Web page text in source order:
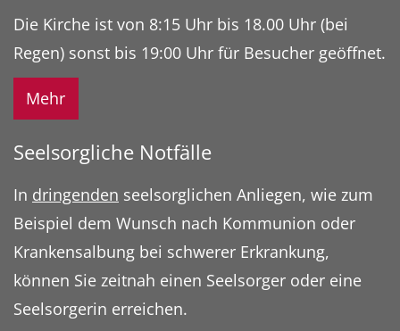
Die Kirche ist von 8:15 Uhr bis 18.00 Uhr (bei
Regen) sonst bis 19:00 Uhr für Besucher geöffnet.
Mehr
Seelsorgliche Notfälle
In dringenden seelsorglichen Anliegen, wie zum
Beispiel dem Wunsch nach Kommunion oder
Krankensalbung bei schwerer Erkrankung,
können Sie zeitnah einen Seelsorger oder eine
Seelsorgerin erreichen.